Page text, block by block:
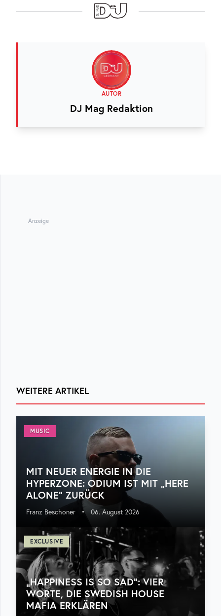
AUTOR
DJ Mag Redaktion
Anzeige
WEITERE ARTIKEL
MUSIC
MIT NEUER ENERGIE IN DIE
HYPERZONE: ODIUM IST MIT „HERE
ALONE“ ZURÜCK
Franz Beschoner • 06. August 2026
EXCLUSIVE
„HAPPINESS IS SO SAD“: VIER
WORTE, DIE SWEDISH HOUSE
MAFIA ERKLÄREN